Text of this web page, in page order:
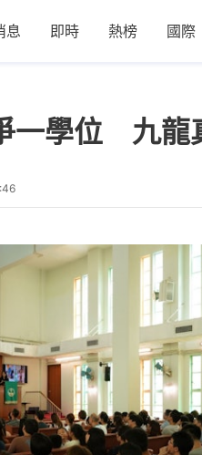
息 即時 熱榜 國際
一學位 九